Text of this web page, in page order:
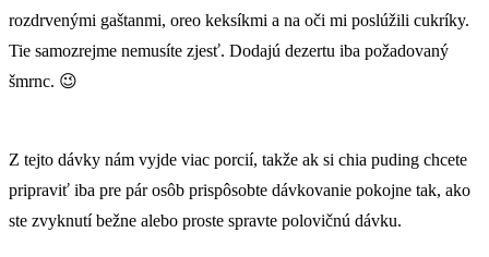
rozdrvenými gaštanmi, oreo keksíkmi a na oči mi poslúžili cukríky.
Tie samozrejme nemusíte zjesť. Dodajú dezertu iba požadovaný
šmrnc. 😉
Z tejto dávky nám vyjde viac porcií, takže ak si chia puding chcete
pripraviť iba pre pár osôb prispôsobte dávkovanie pokojne tak, ako
ste zvyknutí bežne alebo proste spravte polovičnú dávku.